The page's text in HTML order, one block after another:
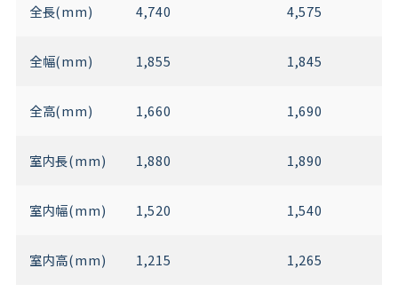
全長(mm) 4,740 4,575
全幅(mm) 1,855 1,845
全高(mm) 1,660 1,690
室内長(mm) 1,880 1,890
室内幅(mm) 1,520 1,540
室内高(mm) 1,215 1,265